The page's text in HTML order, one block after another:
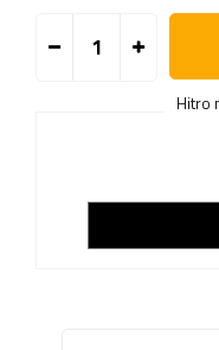
Hitro